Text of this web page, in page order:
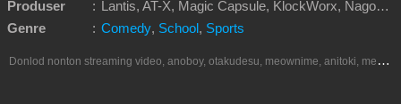
Produser
:
Lantis, AT-X, Magic Capsule, KlockWorx, Nagoya Broadcasting Network, ABC Animation, Cygames, Bandai Namco Arts, Happinet, NetEase, Heart Company
Genre
: Comedy, School , Sports
D
onlod nonton streaming video, anoboy, otakudesu, meownime, anitoki, meguminime, melody, oploverz, anoboy, nimegami, unduh, riie net, drivenime, myanimelist, MAL, kusonime, neonime, bstation, maxnime, animeindo, Netflix, crunchyroll, neonime, samehadaku, streaming, otakupoi, awsubs, anibatch, anikyojin, nekonime, kurogaze, zippyshare, vidio google drive, Muse Indonesia, iQIYI, Viu, Ani-One Asia, Animenonton, Otaku desu, Mangaku, Anibatch,Vidio, Genflix, Amazon Prime Video, Terlengkap Google Drive 240p, 3GP, Muse Indonesia.